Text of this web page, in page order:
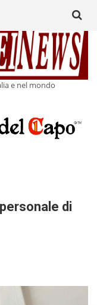
e nel mondo
for:
di